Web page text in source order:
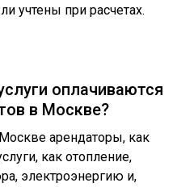
учтены при расчетах.
оплачиваются
в Москве?
арендаторы, как
как отопление,
электроэнергию и,